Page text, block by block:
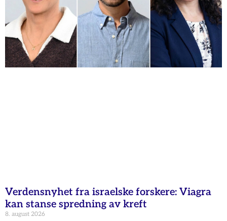
Verdensnyhet fra israelske forskere: Viagra
kan stanse spredning av kreft
8. august 2026